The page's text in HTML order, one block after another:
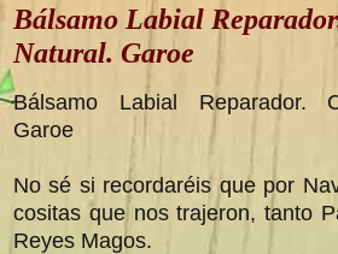
Bálsamo Labial
Natural. Garoe
Bálsamo Labial Reparador.
Garoe
No sé si recordaréis que por
cositas que nos trajeron, tanto
Reyes Magos.